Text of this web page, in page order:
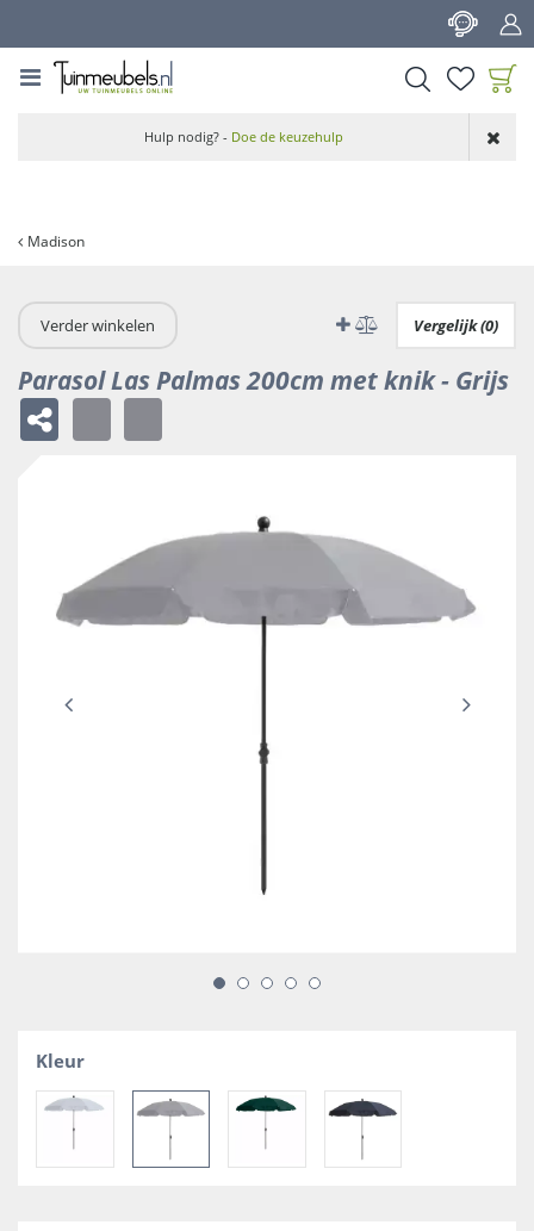
Madison
aan wensenlijst
Hulp nodig? - Doe de keuzehulp
Verder winkelen Vergelijk (0)
Parasol Las Palmas 200cm met knik - Grijs
Kleur